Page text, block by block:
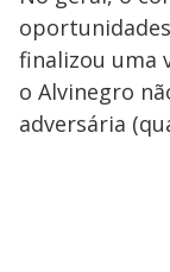
finalizou uma
o Alvinegro
adversária